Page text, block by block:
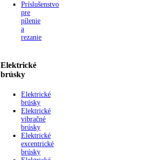
Príslušenstvo
pre
pílenie
a
rezanie
Elektrické
brúsky
Elektrické
brúsky
Elektrické
vibračné
brúsky
Elektrické
excentrické
brúsky